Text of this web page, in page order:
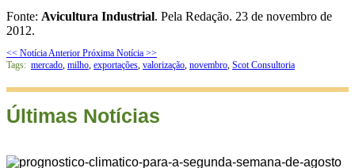
Fonte: Avicultura Industrial. Pela Redação. 23 de novembro de
2012.
<< Notícia Anterior Próxima Notícia >>
Tags: mercado, milho, exportações, valorização, novembro, Scot Consultoria
Últimas Notícias